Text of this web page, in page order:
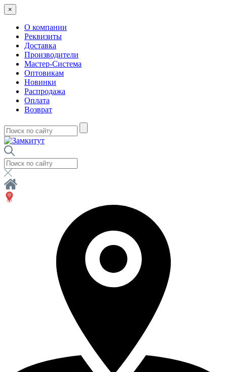
×
О компании
Реквизиты
Доставка
Производители
Мастер-Система
Оптовикам
Новинки
Распродажа
Оплата
Возврат